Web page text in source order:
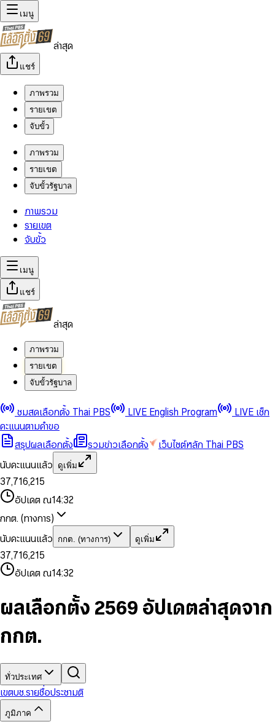
เมนู
ล่าสุด
แชร์
ภาพรวม
รายเขต
จับขั้ว
ภาพรวม
รายเขต
จับขั้วรัฐบาล
ภาพรวม
รายเขต
จับขั้ว
เมนู
แชร์
ล่าสุด
ภาพรวม
รายเขต
จับขั้วรัฐบาล
ชมสดเลือกตั้ง Thai PBS LIVE English Program
LIVE เช็ก
คะแนนตามคำขอ
สรุปผลเลือกตั้ง
รวมข่าวเลือกตั้ง
เว็บไซต์หลัก Thai PBS
นับคะแนนแล้ว
ดูเพิ่ม
0
1
2
3
4
5
6
8
9
0
1
2
3
4
5
6
7
8
9
,
0
1
2
4
6
7
8
9
0
1
2
3
4
5
6
7
8
9
0
1
3
5
6
7
8
9
,
1
2
4
5
7
8
9
0
1
3
4
6
7
8
9
0
2
3
4
5
7
8
อัปเดต ณ14:32
กกต. (ทางการ)
นับคะแนนแล้ว
กกต. (ทางการ) ดูเพิ่ม
0
1
2
3
4
5
7
8
0
1
2
4
5
6
7
8
9
,
0
1
2
4
6
7
8
9
0
1
2
3
5
6
8
9
0
1
3
5
6
7
8
,
1
2
4
6
7
9
0
1
3
5
6
8
9
0
2
3
4
5
7
9
อัปเดต ณ14:32
ผลเลือกตั้ง 2569 อัปเดตล่าสุดจาก
กกต.
ทั่วประเทศ
เขตบช.รายชื่อประชามติ
ภูมิภาค